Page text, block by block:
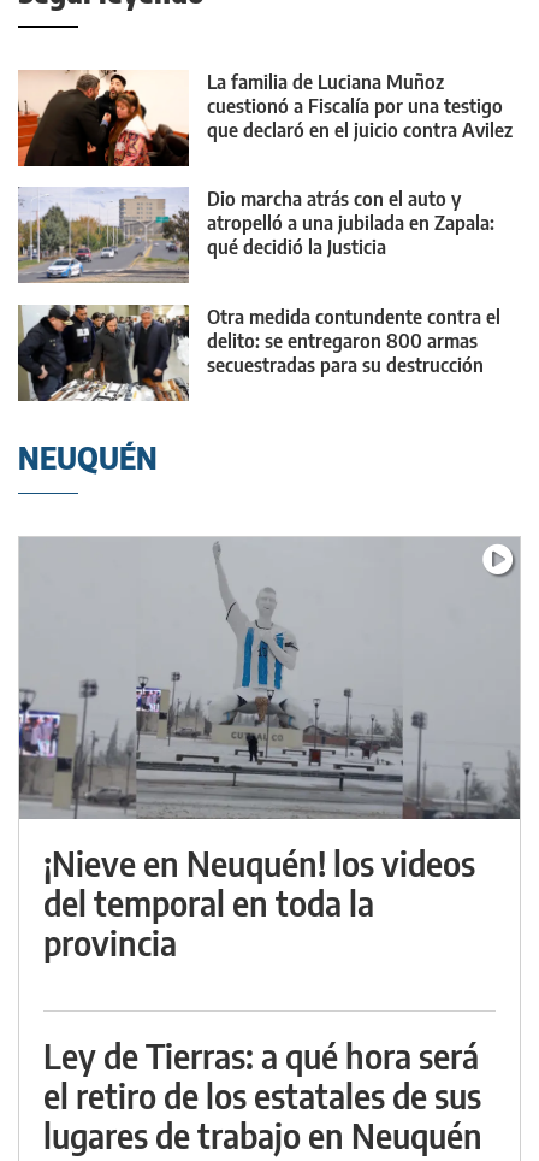
La familia de Luciana Muñoz
cuestionó a Fiscalía por una testigo
que declaró en el juicio contra Avilez
Dio marcha atrás con el auto y
atropelló a una jubilada en Zapala:
qué decidió la Justicia
Otra medida contundente contra el
delito: se entregaron 800 armas
secuestradas para su destrucción
NEUQUÉN
¡Nieve en Neuquén! los videos
del temporal en toda la
provincia
Ley de Tierras: a qué hora será
el retiro de los estatales de sus
lugares de trabajo en Neuquén